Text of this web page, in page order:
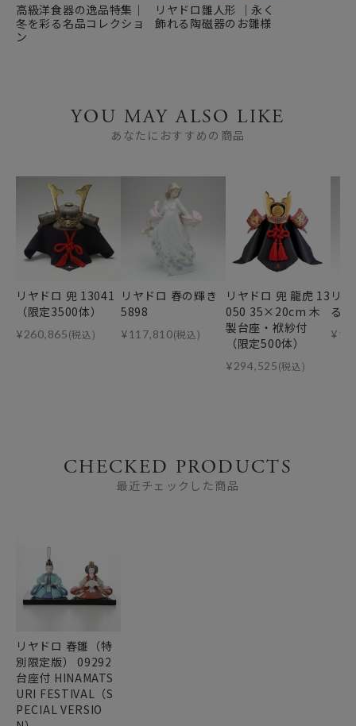
高級洋食器の逸品特集｜
冬を彩る名品コレクショ
ン
リヤドロ雛人形 ｜永く
飾れる陶磁器のお雛様
YOU MAY ALSO LIKE
あなたにおすすめの商品
リヤドロ 兜 13041
（限定3500体）
¥260,865(税込)
リヤドロ 春の輝き
5898
¥117,810(税込)
リヤドロ 兜 龍虎 13
050 35×20cm 木
製台座・袱紗付
（限定500体）
¥294,525(税込)
リ
る
¥
CHECKED PRODUCTS
最近チェックした商品
リヤドロ 春雛（特
別限定版） 09292
台座付 HINAMATS
URI FESTIVAL（S
PECIAL VERSIO